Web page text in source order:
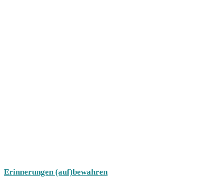
Erinnerungen (auf)bewahren